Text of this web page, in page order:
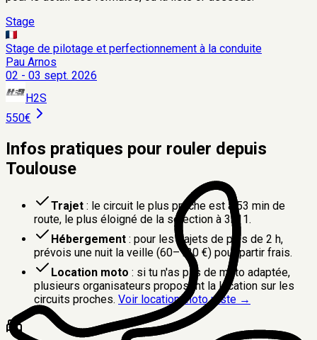
Stage
Stage de pilotage et perfectionnement à la conduite
Pau Arnos
02 - 03 sept. 2026
H2S
550€
Infos pratiques pour rouler depuis
Toulouse
Trajet : le circuit le plus proche est à 53 min de
route, le plus éloigné de la sélection à 3h11.
Hébergement : pour les trajets de plus de 2 h,
prévois une nuit la veille (60–120 €) pour partir frais.
Location moto : si tu n'as pas de moto adaptée,
plusieurs organisateurs proposent la location sur les
circuits proches. Voir location moto piste →